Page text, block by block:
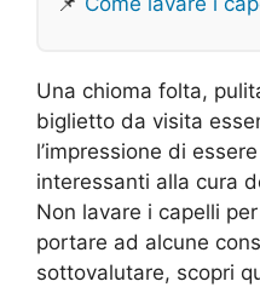
Una chioma folta,
biglietto da visita
l’impressione di
interessanti alla cura
Non lavare i capelli
portare ad alcune
sottovalutare, scopri